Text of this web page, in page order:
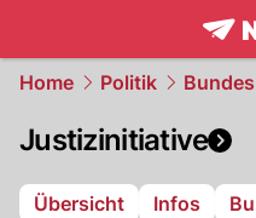
Home Politik
Justizinitiative
Übersicht Infos